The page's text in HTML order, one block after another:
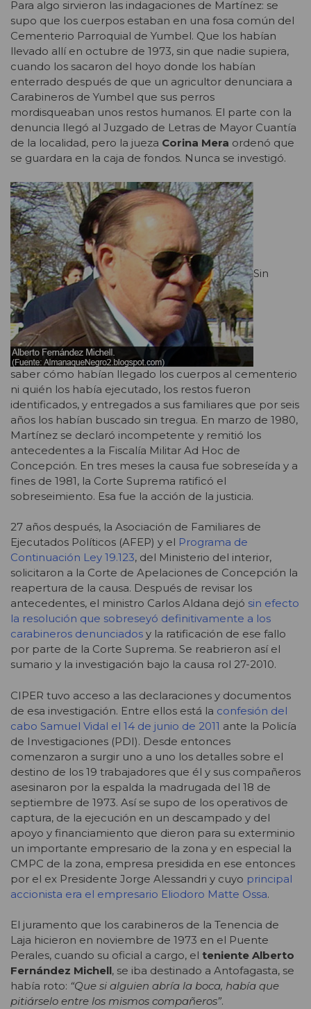
Para algo sirvieron las indagaciones de Martínez: se
supo que los cuerpos estaban en una fosa común del
Cementerio Parroquial de Yumbel. Que los habían
llevado allí en octubre de 1973, sin que nadie supiera,
cuando los sacaron del hoyo donde los habían
enterrado después de que un agricultor denunciara a
Carabineros de Yumbel que sus perros
mordisqueaban unos restos humanos. El parte con la
denuncia llegó al Juzgado de Letras de Mayor Cuantía
de la localidad, pero la jueza Corina Mera ordenó que
se guardara en la caja de fondos. Nunca se investigó.
Sin
saber cómo habían llegado los cuerpos al cementerio
ni quién los había ejecutado, los restos fueron
identificados, y entregados a sus familiares que por seis
años los habían buscado sin tregua. En marzo de 1980,
Martínez se declaró incompetente y remitió los
antecedentes a la Fiscalía Militar Ad Hoc de
Concepción. En tres meses la causa fue sobreseída y a
fines de 1981, la Corte Suprema ratificó el
sobreseimiento. Esa fue la acción de la justicia.
27 años después, la Asociación de Familiares de
Ejecutados Políticos (AFEP) y el Programa de
Continuación Ley 19.123, del Ministerio del interior,
solicitaron a la Corte de Apelaciones de Concepción la
reapertura de la causa. Después de revisar los
antecedentes, el ministro Carlos Aldana dejó sin efecto
la resolución que sobreseyó definitivamente a los
carabineros denunciados y la ratificación de ese fallo
por parte de la Corte Suprema. Se reabrieron así el
sumario y la investigación bajo la causa rol 27-2010.
CIPER tuvo acceso a las declaraciones y documentos
de esa investigación. Entre ellos está la confesión del
cabo Samuel Vidal el 14 de junio de 2011 ante la Policía
de Investigaciones (PDI). Desde entonces
comenzaron a surgir uno a uno los detalles sobre el
destino de los 19 trabajadores que él y sus compañeros
asesinaron por la espalda la madrugada del 18 de
septiembre de 1973. Así se supo de los operativos de
captura, de la ejecución en un descampado y del
apoyo y financiamiento que dieron para su exterminio
un importante empresario de la zona y en especial la
CMPC de la zona, empresa presidida en ese entonces
por el ex Presidente Jorge Alessandri y cuyo principal
accionista era el empresario Eliodoro Matte Ossa.
El juramento que los carabineros de la Tenencia de
Laja hicieron en noviembre de 1973 en el Puente
Perales, cuando su oficial a cargo, el teniente Alberto
Fernández Michell, se iba destinado a Antofagasta, se
había roto: “Que si alguien abría la boca, había que
pitiárselo entre los mismos compañeros”.